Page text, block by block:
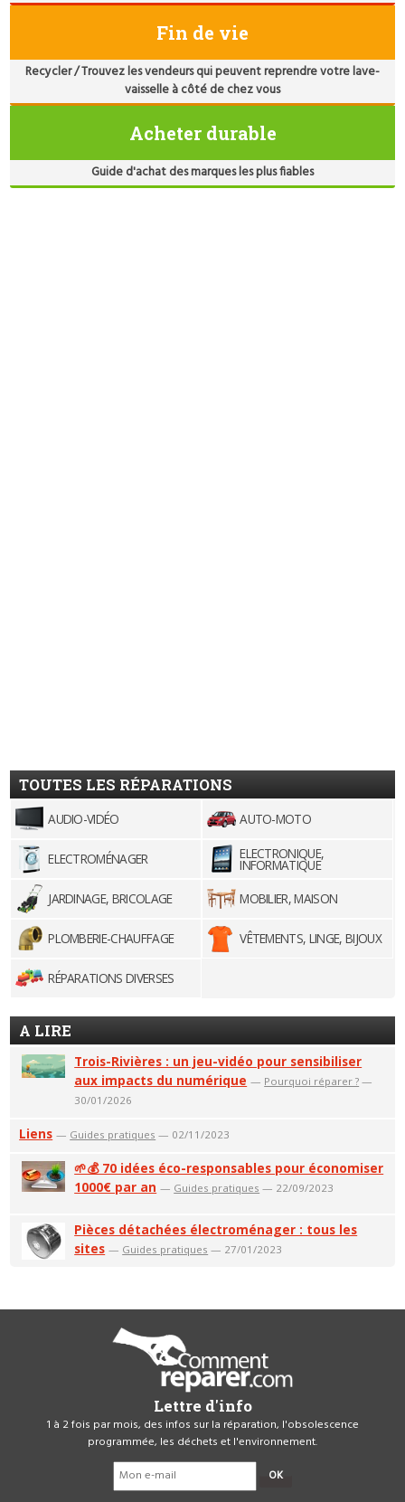
Fin de vie
Recycler / Trouvez les vendeurs qui peuvent reprendre votre lave-
vaisselle à côté de chez vous
Acheter durable
Guide d'achat des marques les plus fiables
TOUTES LES RÉPARATIONS
AUDIO-VIDÉO AUTO-MOTO
ELECTROMÉNAGER ELECTRONIQUE,
INFORMATIQUE
JARDINAGE, BRICOLAGE
MOBILIER, MAISON
PLOMBERIE-CHAUFFAGE VÊTEMENTS, LINGE, BIJOUX
RÉPARATIONS DIVERSES
A LIRE
Trois-Rivières : un jeu-vidéo pour sensibiliser
aux impacts du numérique — Pourquoi réparer ? —
30/01/2026
Liens — Guides pratiques — 02/11/2023
🌱💰 70 idées éco-responsables pour économiser
1000€ par an — Guides pratiques — 22/09/2023
Pièces détachées électroménager : tous les
sites — Guides pratiques — 27/01/2023
Lettre d'info
1 à 2 fois par mois, des infos sur la réparation, l'obsolescence
programmée, les déchets et l'environnement.
OK